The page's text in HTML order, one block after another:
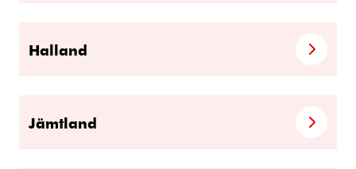
Halland
Jämtland